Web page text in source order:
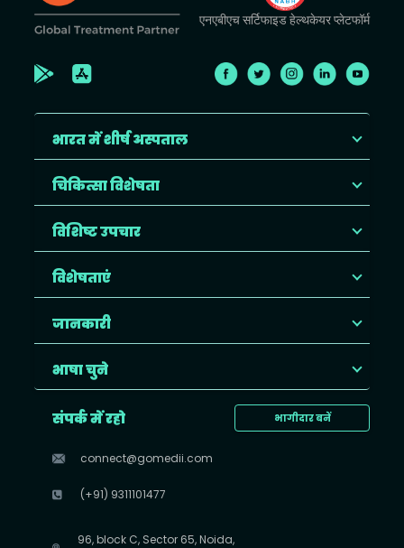
एनएबीएच सर्टिफाइड हेल्थकेयर प्लेटफॉर्म
भारत में शीर्ष अस्पताल
चिकित्सा विशेषता
विशिष्ट उपचार
विशेषताएं
जानकारी
भाषा चुने
भागीदार बनें
संपर्क में रहो
connect@gomedii.com
(+91) 9311101477
96, block C, Sector 65, Noida,